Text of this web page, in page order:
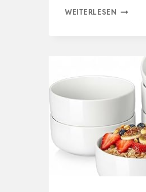
WEITERLESEN 6ER-
KERAMIK
IDEAL
FÜR
EIS,